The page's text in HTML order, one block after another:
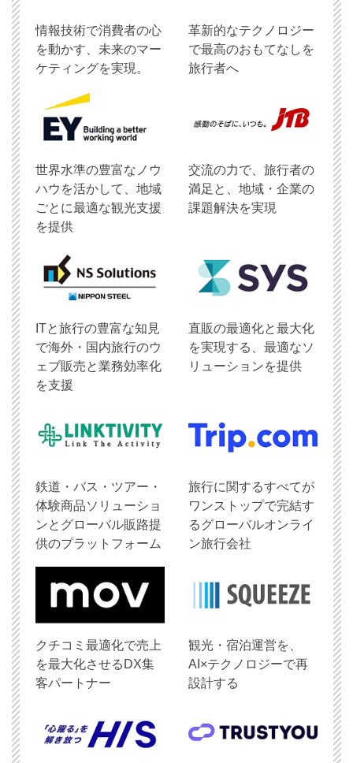
情報技術で消費者の心
を動かす、未来のマー
ケティングを実現。
革新的なテクノロジー
で最高のおもてなしを
旅行者へ
世界水準の豊富なノウ
ハウを活かして、地域
ごとに最適な観光支援
を提供
交流の力で、旅行者の
満足と、地域・企業の
課題解決を実現
ITと旅行の豊富な知見
で海外・国内旅行のウ
ェブ販売と業務効率化
を支援
直販の最適化と最大化
を実現する、最適なソ
リューションを提供
鉄道・バス・ツアー・
体験商品ソリューショ
ンとグローバル販路提
供のプラットフォーム
旅行に関するすべてが
ワンストップで完結す
るグローバルオンライ
ン旅行会社
クチコミ最適化で売上
を最大化させるDX集
客パートナー
観光・宿泊運営を、
AI×テクノロジーで再
設計する